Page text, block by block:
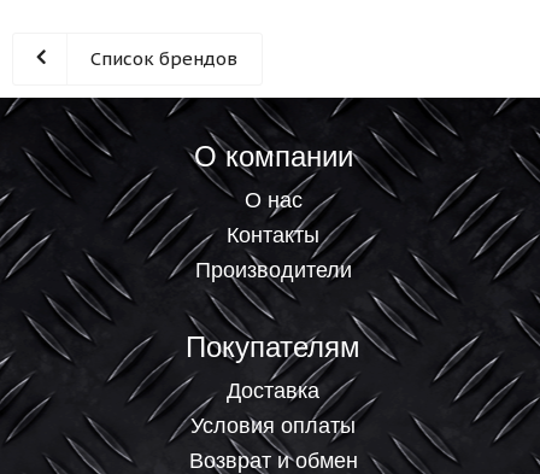
Список брендов
О компании
О нас
Контакты
Производители
Покупателям
Доставка
Условия оплаты
Возврат и обмен